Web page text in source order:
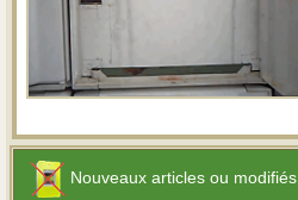
Nouveaux articles ou modifiés